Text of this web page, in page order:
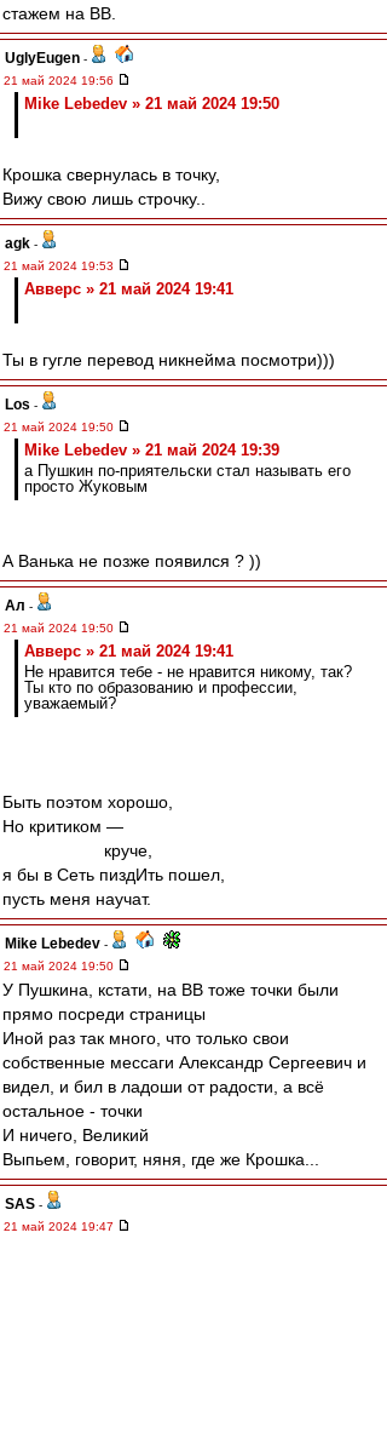
стажем на ВВ.
UglyEugen -
21 май 2024 19:56
Mike Lebedev » 21 май 2024 19:50
Крошка свернулась в точку,
Вижу свою лишь строчку..
agk -
21 май 2024 19:53
Авверс » 21 май 2024 19:41
Ты в гугле перевод никнейма посмотри)))
Los -
21 май 2024 19:50
Mike Lebedev » 21 май 2024 19:39
а Пушкин по-приятельски стал называть его
просто Жуковым
А Ванька не позже появился ? ))
Ал -
21 май 2024 19:50
Авверс » 21 май 2024 19:41
Не нравится тебе - не нравится никому, так?
Ты кто по образованию и профессии,
уважаемый?
Быть поэтом хорошо,
Но критиком —
круче,
я бы в Сеть пиздИть пошел,
пусть меня научат.
Mike Lebedev -
21 май 2024 19:50
У Пушкина, кстати, на ВВ тоже точки были
прямо посреди страницы
Иной раз так много, что только свои
собственные мессаги Александр Сергеевич и
видел, и бил в ладоши от радости, а всё
остальное - точки
И ничего, Великий
Выпьем, говорит, няня, где же Крошка...
SAS -
21 май 2024 19:47